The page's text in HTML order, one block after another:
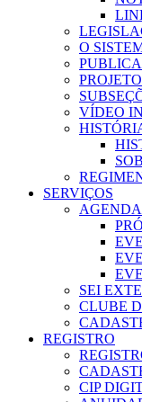
O
VÍDEO
SERVIÇOS
SEI
CLUBE
REGISTRO
CIP